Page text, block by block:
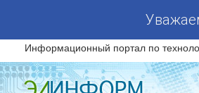
Информационный портал по